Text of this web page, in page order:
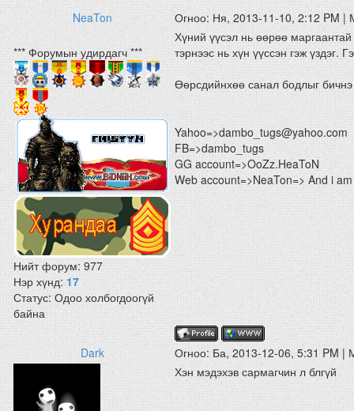
NeaTon
Огноо: Ня, 2013-11-10, 2:12 PM |
*** Форумын удирдагч ***
Нийт форум:977
Нэр хүнд:17
Статус:Одоо холбогдоогүй
байна
Хүний үүсэл нь өөрөө
тэрнээс нь хүн үүссэн гэж үздэг.
Өөрсдийнхөө санал бодлыг
Yahoo=>dambo_tugs@yahoo.com
FB=>dambo_tugs
GG account=>OoZz.HeaToN
Web account=>NeaTon=> And i
Dark Огноо: Ба, 2013-12-06, 5:31 PM |
Хэн мэдэхэв сармагчин л блгүй